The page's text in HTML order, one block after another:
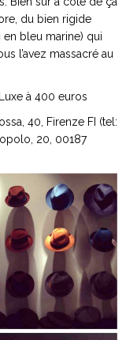
du bien rigide
en bleu marine) qui
l’avez massacré au
à 400 euros
40, Firenze FI (tel:
20, 00187